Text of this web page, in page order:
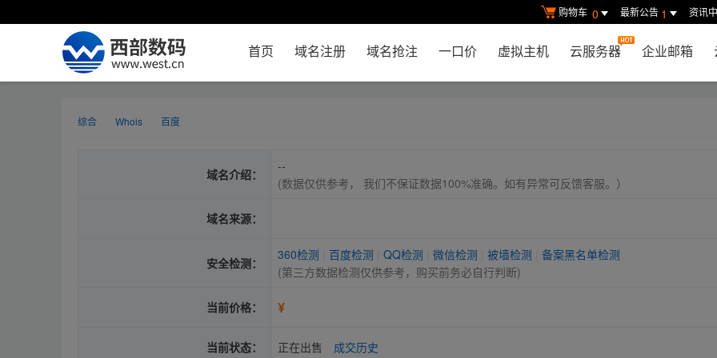
购物车 0 最新公告 1 资讯
首页 域名注册 域名抢注 一口价 虚拟主机 云服务器 企业邮箱
综合 Whois 百度
域名介绍：
--
(数据仅供参考， 我们不保证数据100%准确。如有异常可反馈客服。）
域名来源：
安全检测：
360检测 百度检测 QQ检测 微信检测 被墙检测
备案黑名单检测
(第三方数据检测仅供参考，购买前务必自行判断)
当前价格： ¥
当前状态： 正在出售 成交历史